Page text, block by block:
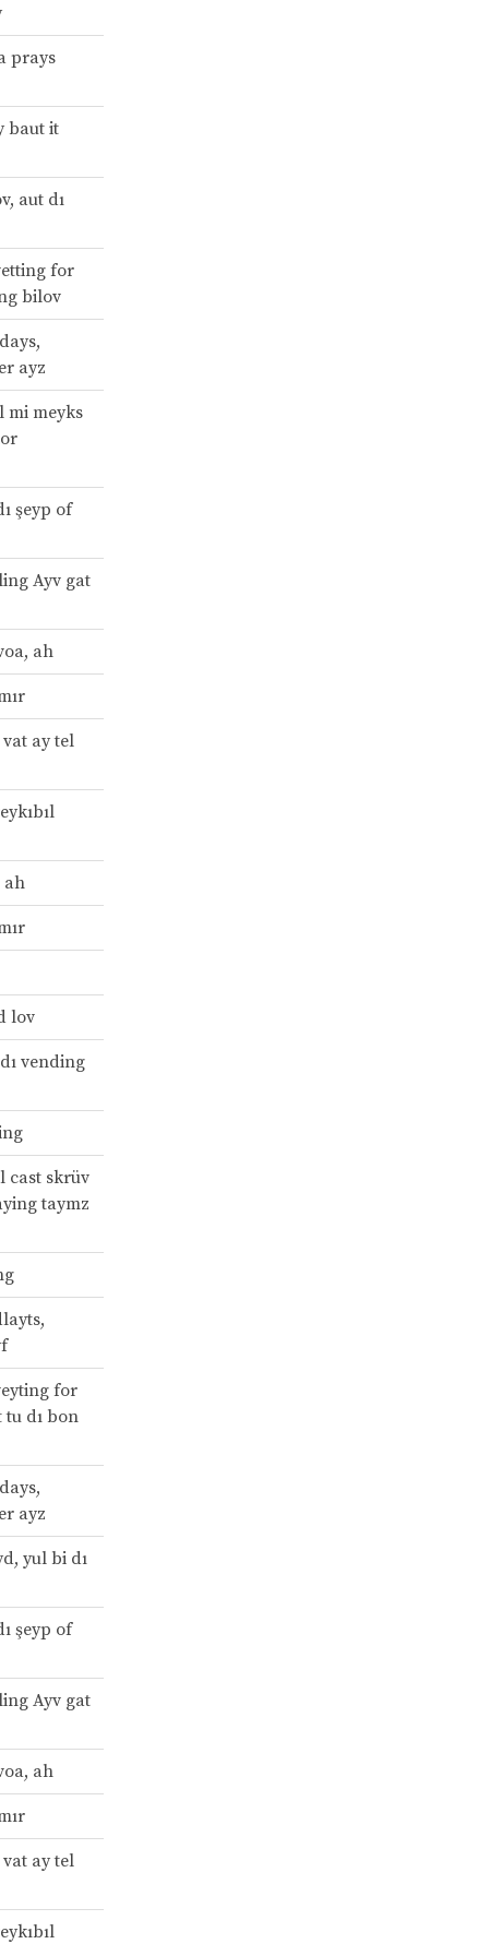
prays
baut it
aut dı
for
bilov
ayz
mi meyks
şeyp of
Ayv gat
ah
ay tel
ah
lov
vending
cast skrüv
taymz
for
tu dı bon
ayz
yul bi dı
şeyp of
Ayv gat
ah
ay tel